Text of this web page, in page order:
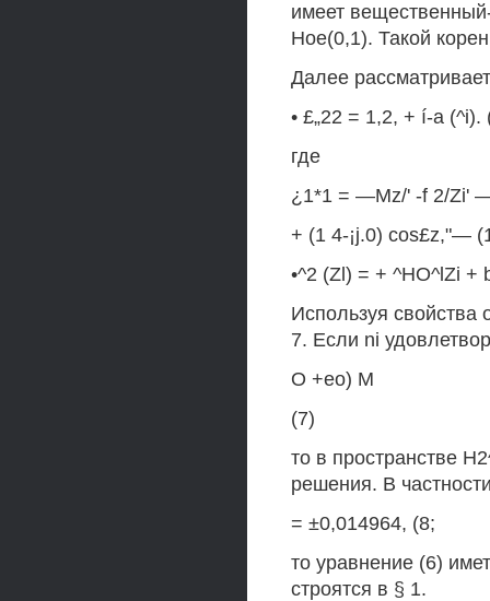
имеет
Ное(0,1). Такой
Далее
• £„22 = 1,2, + í-a (^i).
где
¿1*1 = —Mz/' -f 2/Zi'
+ (1 4-¡j.0) cos£z,"—
•^2 (Zl) = + ^HO^lZi +
Используя
7. Если ni
О +ео) М
(7)
то в пространстве
решения. В
= ±0,014964, (8;
то уравнение (6)
строятся в § 1.